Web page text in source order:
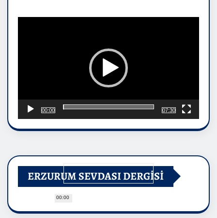
00:00
00:00
07:30
ERZURUM SEVDASI DERGİSİ